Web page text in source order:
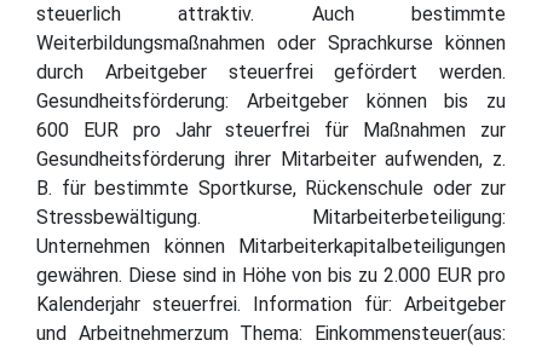
steuerlich attraktiv. Auch bestimmte
Weiterbildungsmaßnahmen oder Sprachkurse können
durch Arbeitgeber steuerfrei gefördert werden.
Gesundheitsförderung: Arbeitgeber können bis zu
600 EUR pro Jahr steuerfrei für Maßnahmen zur
Gesundheitsförderung ihrer Mitarbeiter aufwenden, z.
B. für bestimmte Sportkurse, Rückenschule oder zur
Stressbewältigung. Mitarbeiterbeteiligung:
Unternehmen können Mitarbeiterkapitalbeteiligungen
gewähren. Diese sind in Höhe von bis zu 2.000 EUR pro
Kalenderjahr steuerfrei. Information für: Arbeitgeber
und Arbeitnehmerzum Thema: Einkommensteuer(aus: